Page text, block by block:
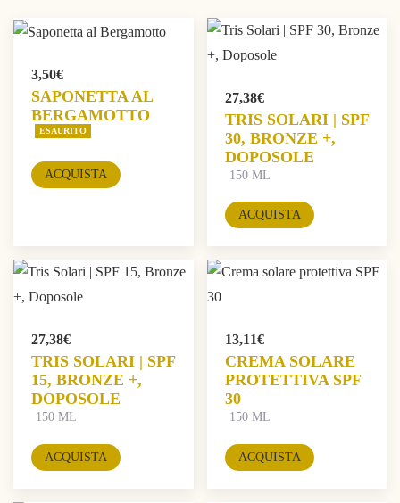
3,50€
SAPONETTA AL
BERGAMOTTO
ESAURITO
ACQUISTA
27,38€
TRIS SOLARI | SPF
30, BRONZE +,
DOPOSOLE
150 ML
ACQUISTA
27,38€
TRIS SOLARI | SPF
15, BRONZE +,
DOPOSOLE
150 ML
ACQUISTA
13,11€
CREMA SOLARE
PROTETTIVA SPF
30
150 ML
ACQUISTA